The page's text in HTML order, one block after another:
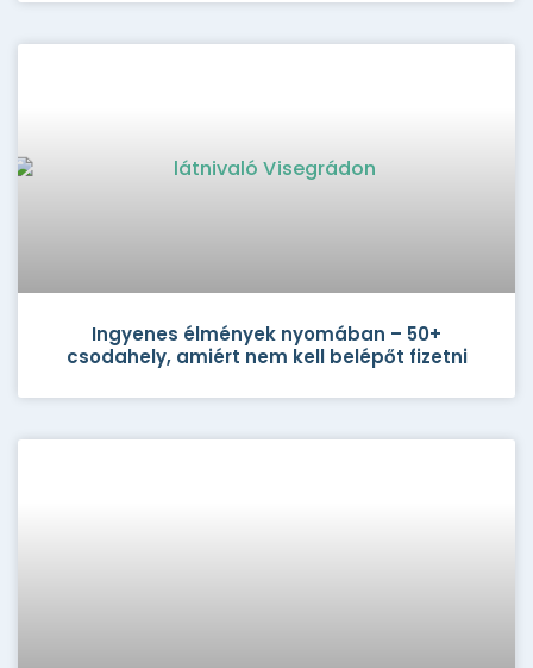
Ingyenes élmények nyomában – 50+
csodahely, amiért nem kell belépőt fizetni